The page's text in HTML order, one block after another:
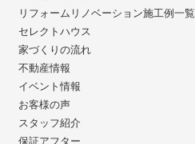
リフォームリノベーション施工例一覧
セレクトハウス
家づくりの流れ
不動産情報
イベント情報
お客様の声
スタッフ紹介
保証アフター